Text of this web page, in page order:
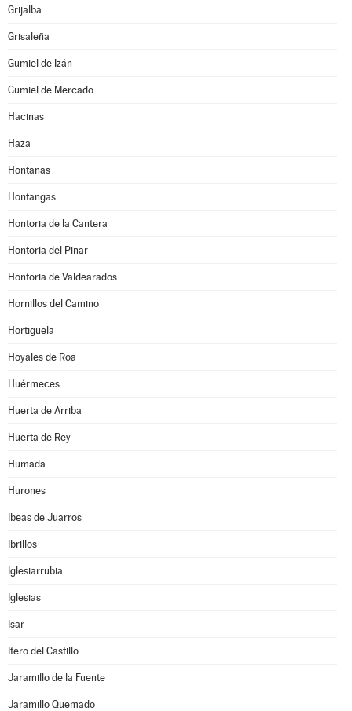
Grijalba
Grisaleña
Gumiel de Izán
Gumiel de Mercado
Hacinas
Haza
Hontanas
Hontangas
Hontoria de la Cantera
Hontoria del Pinar
Hontoria de Valdearados
Hornillos del Camino
Hortigüela
Hoyales de Roa
Huérmeces
Huerta de Arriba
Huerta de Rey
Humada
Hurones
Ibeas de Juarros
Ibrillos
Iglesiarrubia
Iglesias
Isar
Itero del Castillo
Jaramillo de la Fuente
Jaramillo Quemado